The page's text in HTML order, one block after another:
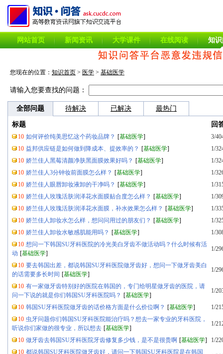
网站首页 新闻资讯 大学课件 在线阅读 知
您现在的位置： 知识首页 > 医学 > 基础医学
请输入您要查找的问题：
全部问题 待解决 已解决 最热门
标题 回
10 如何评价纯美思忆这个药妆品牌？ [基础医学]
3/
10 益邦供应链是如何做到降成本、提效率的？ [基础医学]
1/
10 娇兰佳人黑莓清颜净肤黑面膜效果好吗？ [基础医学]
1/
10 娇兰佳人3分钟妆前面膜怎么样？ [基础医学]
1/
10 娇兰佳人眼唇卸妆液卸的干净吗？ [基础医学]
1/
10 娇兰佳人玫瑰活肤润泽花水面膜贴合度怎么样？ [基础医学]
1/
10 娇兰佳人玫瑰活肤润泽花水面膜，补水效果怎么样？ [基础医学]
1/
10 娇兰佳人卸妆水怎么样，想问问用过的朋友们？ [基础医学]
1/
10 娇兰佳人卸妆水敏感肌能用吗？ [基础医学]
1/
10 想问一下韩国SU牙科医院的冷光美白牙齿不做活动吗？什么时候有活
动 [基础医学]
1/
10 要去韩国出差，都说韩国SU牙科医院做牙齿好，想问一下做牙齿美白
的话需要多长时间 [基础医学]
1/
10 有一家做牙齿特别好的医院在韩国的，专门给明星做牙齿的医院，请
问一下说的就是你们韩国SU牙科医院吗？ [基础医学]
1/
10 韩国SU牙科医院做牙齿的话价格方面是什么价位啊？ [基础医学]
1/
10 虫牙问题你们韩国SU牙科医院能治疗吗？想去一家专业的牙科医院，
听说你们家做的很专业，所以想去 [基础医学]
1/
10 做牙齿去韩国SU牙科医院牙齿修复多少钱，是不是很贵啊 [基础医学]
1/
10 都说韩国SU牙科医院做牙齿好，请问一下韩国SU牙科医院是在韩国